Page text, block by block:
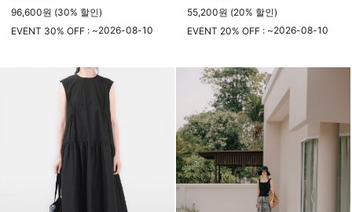
96,600원 (30% 할인)
EVENT 30% OFF : ~2026-08-10
55,200원 (20% 할인)
EVENT 20% OFF : ~2026-08-10